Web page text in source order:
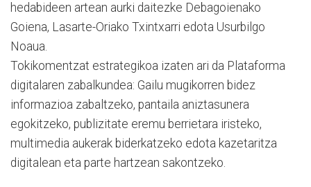
hedabideen artean aurki daitezke Debagoienako
Goiena, Lasarte-Oriako Txintxarri edota Usurbilgo
Noaua.
Tokikomentzat estrategikoa izaten ari da Plataforma
digitalaren zabalkundea: Gailu mugikorren bidez
informazioa zabaltzeko, pantaila aniztasunera
egokitzeko, publizitate eremu berrietara iristeko,
multimedia aukerak biderkatzeko edota kazetaritza
digitalean eta parte hartzean sakontzeko.